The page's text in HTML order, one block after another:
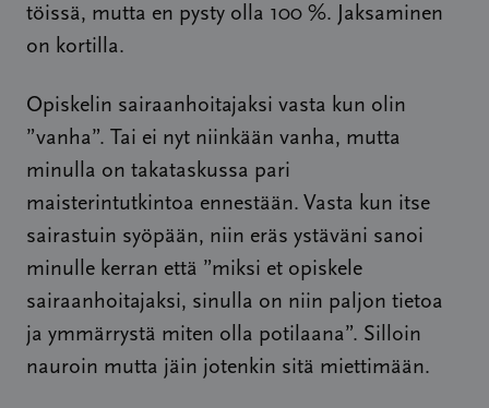
töissä, mutta en pysty olla 100 %. Jaksaminen
on kortilla.
Opiskelin sairaanhoitajaksi vasta kun olin
”vanha”. Tai ei nyt niinkään vanha, mutta
minulla on takataskussa pari
maisterintutkintoa ennestään. Vasta kun itse
sairastuin syöpään, niin eräs ystäväni sanoi
minulle kerran että ”miksi et opiskele
sairaanhoitajaksi, sinulla on niin paljon tietoa
ja ymmärrystä miten olla potilaana”. Silloin
nauroin mutta jäin jotenkin sitä miettimään.